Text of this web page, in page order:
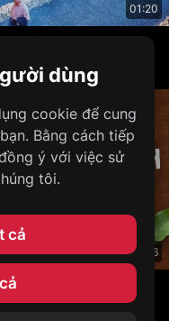
01:20
trước
03:06
Penh
dùng
cookie để cung
Bằng cách tiếp
ý với việc sử
tôi.
cả